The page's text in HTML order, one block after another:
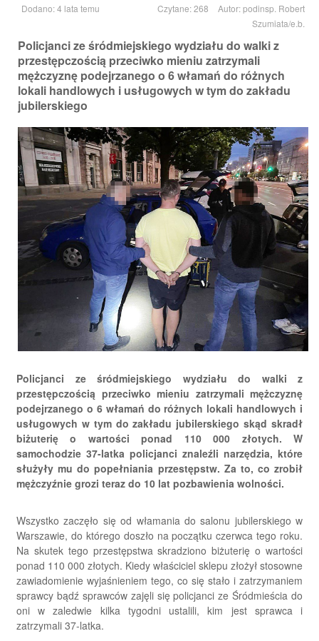
Dodano: 4 lata temu Czytane: 268 Autor:podinsp. Robert
Szumiata/e.b.
Policjanci ze śródmiejskiego wydziału do walki z
przestępczością przeciwko mieniu zatrzymali
mężczyznę podejrzanego o 6 włamań do różnych
lokali handlowych i usługowych w tym do zakładu
jubilerskiego
Policjanci ze śródmiejskiego wydziału do walki z
przestępczością przeciwko mieniu zatrzymali mężczyznę
podejrzanego o 6 włamań do różnych lokali handlowych i
usługowych w tym do zakładu jubilerskiego skąd skradł
biżuterię o wartości ponad 110 000 złotych. W
samochodzie 37-latka policjanci znaleźli narzędzia, które
służyły mu do popełniania przestępstw. Za to, co zrobił
mężczyźnie grozi teraz do 10 lat pozbawienia wolności.
Wszystko zaczęło się od włamania do salonu jubilerskiego w
Warszawie, do którego doszło na początku czerwca tego roku.
Na skutek tego przestępstwa skradziono biżuterię o wartości
ponad 110 000 złotych. Kiedy właściciel sklepu złożył stosowne
zawiadomienie wyjaśnieniem tego, co się stało i zatrzymaniem
sprawcy bądź sprawców zajęli się policjanci ze Śródmieścia do
oni w zaledwie kilka tygodni ustalili, kim jest sprawca i
zatrzymali 37-latka.